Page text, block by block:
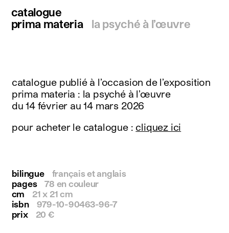
ressources
à propos
facebook
twitter
linkedin
youtube
newsletter
catalogue
prima materia
la psyché à l’œuvre
catalogue publié à l’occasion de l’exposition
prima materia : la psyché à l’œuvre
du 14 février au 14 mars 2026
pour acheter le catalogue : cliquez ici
bilingue
français et anglais
pages
78 en couleur
cm
21 x 21 cm
isbn
979-10-90463-96-7
prix
20 €